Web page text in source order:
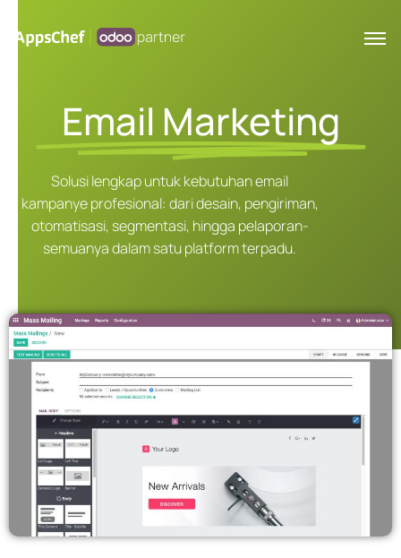
Email Marketing
Solusi lengkap untuk kebutuhan email
kampanye profesional: dari desain, pengiriman,
otomatisasi, segmentasi, hingga pelaporan-
semuanya dalam satu platform terpadu.